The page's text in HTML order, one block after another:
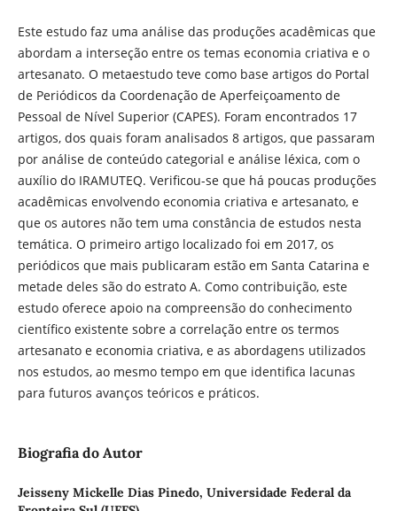
Este estudo faz uma análise das produções acadêmicas que
abordam a interseção entre os temas economia criativa e o
artesanato. O metaestudo teve como base artigos do Portal
de Periódicos da Coordenação de Aperfeiçoamento de
Pessoal de Nível Superior (CAPES). Foram encontrados 17
artigos, dos quais foram analisados 8 artigos, que passaram
por análise de conteúdo categorial e análise léxica, com o
auxílio do IRAMUTEQ. Verificou-se que há poucas produções
acadêmicas envolvendo economia criativa e artesanato, e
que os autores não tem uma constância de estudos nesta
temática. O primeiro artigo localizado foi em 2017, os
periódicos que mais publicaram estão em Santa Catarina e
metade deles são do estrato A. Como contribuição, este
estudo oferece apoio na compreensão do conhecimento
científico existente sobre a correlação entre os termos
artesanato e economia criativa, e as abordagens utilizados
nos estudos, ao mesmo tempo em que identifica lacunas
para futuros avanços teóricos e práticos.
Biografia do Autor
Jeisseny Mickelle Dias Pinedo, Universidade Federal da